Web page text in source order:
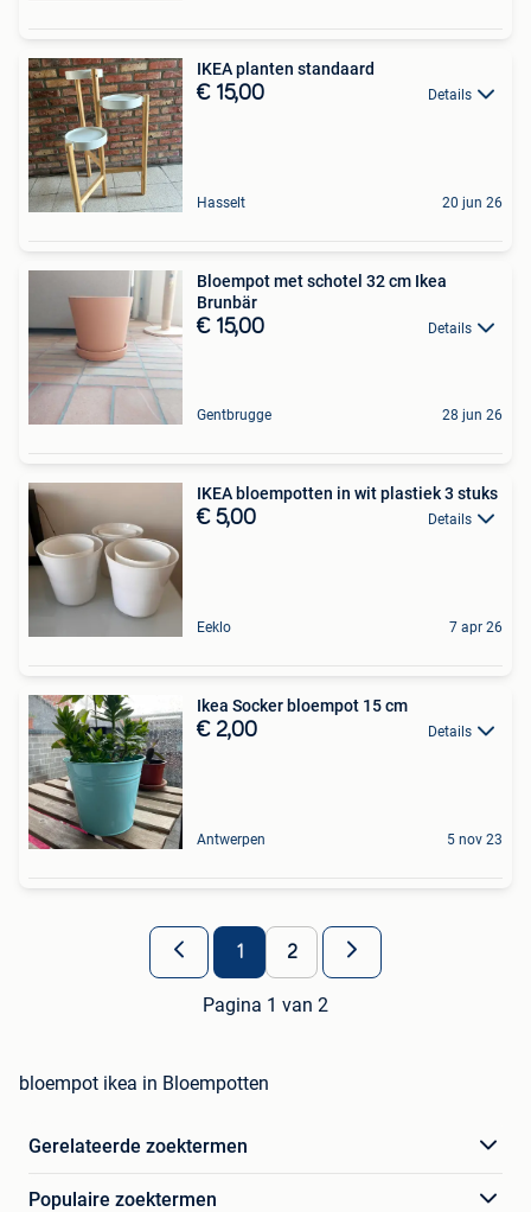
IKEA planten standaard
€ 15,00 Details
Hasselt 20 jun 26
Bloempot met schotel 32 cm Ikea
Brunbär
€ 15,00 Details
Gentbrugge 28 jun 26
IKEA bloempotten in wit plastiek 3 stuks
€ 5,00 Details
Eeklo 7 apr 26
Ikea Socker bloempot 15 cm
€ 2,00 Details
Antwerpen 5 nov 23
1 2
Pagina 1 van 2
bloempot ikea in Bloempotten
Gerelateerde zoektermen
Populaire zoektermen